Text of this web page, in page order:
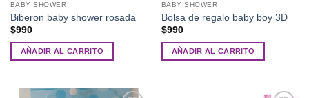
BABY SHOWER
Biberon baby shower rosada
$990
AÑADIR AL CARRITO
BABY SHOWER
Bolsa de regalo baby boy 3D
$990
AÑADIR AL CARRITO